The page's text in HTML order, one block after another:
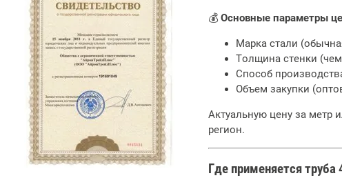
💰 Основные параметры
Марка стали
Толщина стенки
Способ
Объем закупки
Актуальную цену за метр
регион.
Где применяется